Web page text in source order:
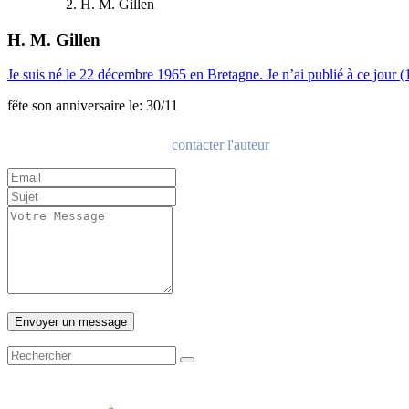
H. M. Gillen
H. M. Gillen
Je suis né le 22 décembre 1965 en Bretagne. Je n’ai publié à ce
fête son anniversaire le: 30/11
contacter l'auteur